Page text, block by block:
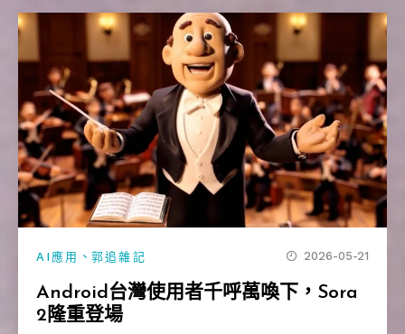
AI應用 、郭追雜記 2026-05-21
Android台灣使用者千呼萬喚下，Sora
2隆重登場